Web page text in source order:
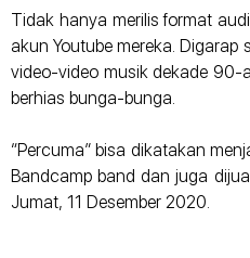
Tidak hanya merilis format
akun Youtube mereka.
video-video musik dekade 90-
berhias bunga-bunga.
“Percuma” bisa dikatakan
Bandcamp band dan juga
Jumat, 11 Desember 2020.